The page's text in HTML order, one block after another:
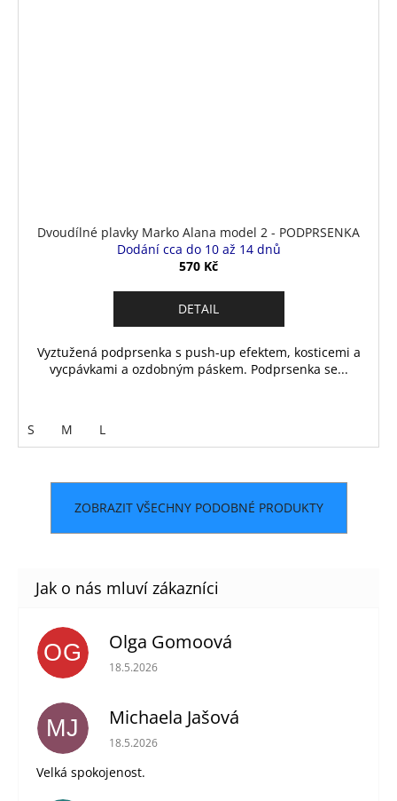
Dvoudílné plavky Marko Alana model 2 - PODPRSENKA
Dodání cca do 10 až 14 dnů
570 Kč
DETAIL
Vyztužená podprsenka s push-up efektem, kosticemi a
vycpávkami a ozdobným páskem. Podprsenka se...
S M L
ZOBRAZIT VŠECHNY PODOBNÉ PRODUKTY
OG Olga Gomoová
Hodnocení obchodu je 5 z 5 hvězdiček.
18.5.2026
MJ Michaela Jašová
Hodnocení obchodu je 5 z 5 hvězdiček.
18.5.2026
Velká spokojenost.